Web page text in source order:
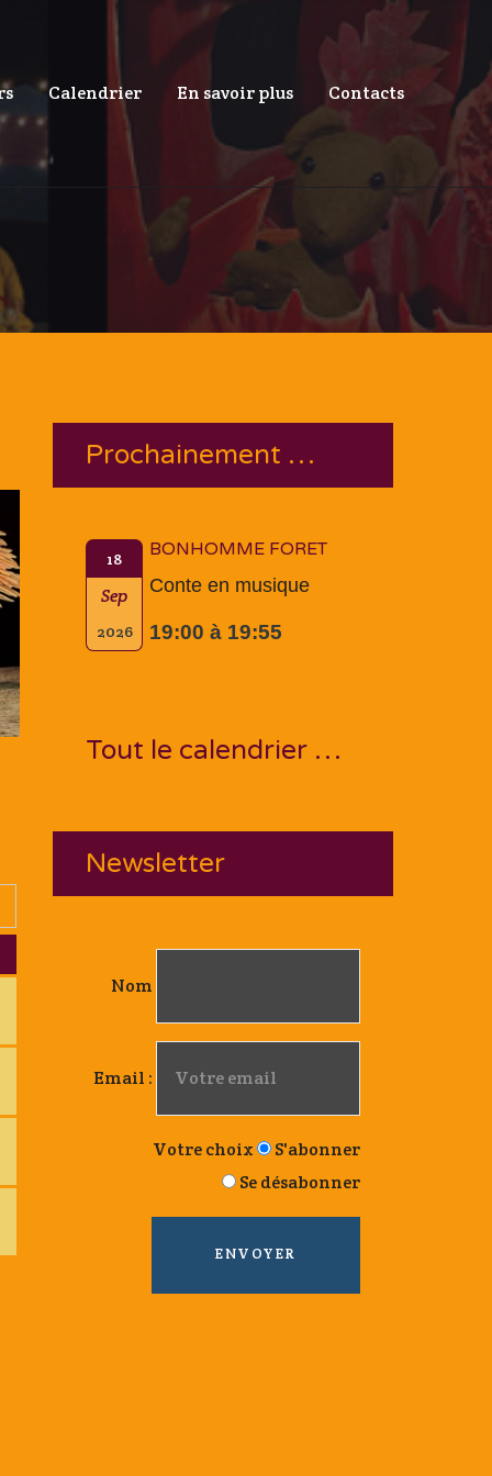
Calendrier En savoir plus Contacts
Prochainement …
18
Sep
2026
BONHOMME FORET
Conte en musique
19:00 à 19:55
Tout le calendrier …
Newsletter
Nom
Email :
Votre choix
S'abonner
Se désabonner